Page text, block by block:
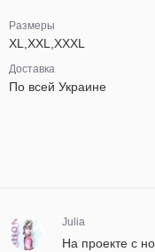
Размеры
XL,XXL,XXXL
Доставка
По всей Украине
Julia
На проекте с